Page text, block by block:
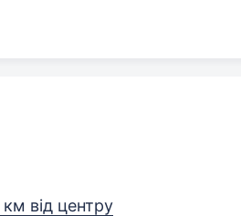
км від центру